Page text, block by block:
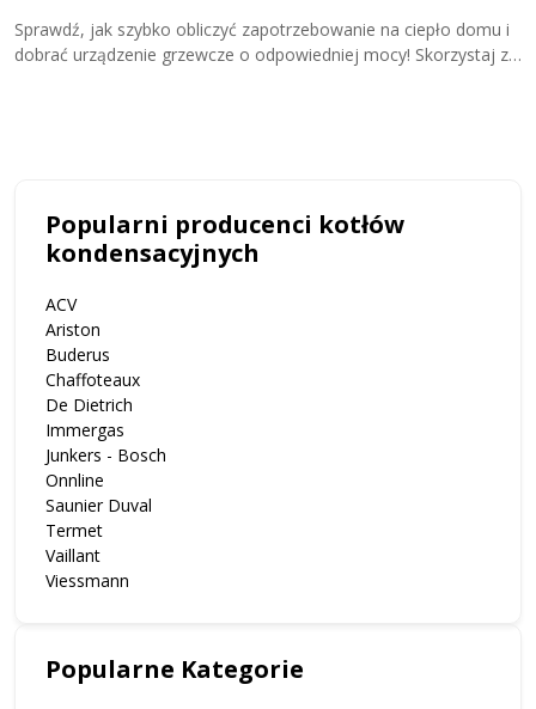
Sprawdź, jak szybko obliczyć zapotrzebowanie na ciepło domu i
dobrać urządzenie grzewcze o odpowiedniej mocy! Skorzystaj z
Popularni producenci kotłów
kondensacyjnych
ACV
Ariston
Buderus
Chaffoteaux
De Dietrich
Immergas
Junkers - Bosch
Onnline
Saunier Duval
Termet
Vaillant
Viessmann
Popularne Kategorie